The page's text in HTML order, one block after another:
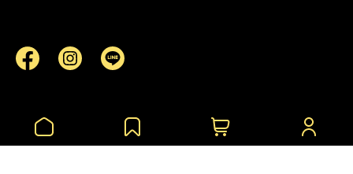
Copyright © All Rights Reserved.
Designed by
CYBERBIZ.